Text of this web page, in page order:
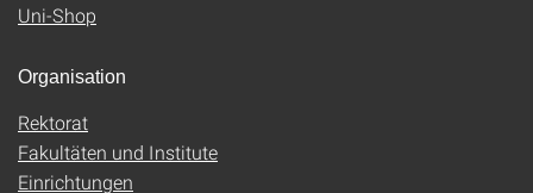
Uni-Shop
Organisation
Rektorat
Fakultäten und Institute
Einrichtungen